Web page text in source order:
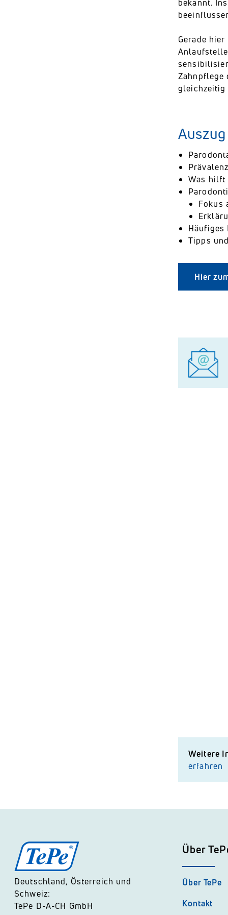
bekannt.
Gerade
Zahnpflege
gleichzeitig
Was hilft
Fokus
Häufiges
Tipps
Hier
Weitere
erfahren
Deutschland, Österreich und
Schweiz:
TePe D-A-CH GmbH
Über
Über TePe
Kontakt